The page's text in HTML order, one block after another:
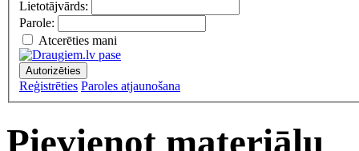
Lietotājvārds:
Parole:
Atcerēties mani
Autorizēties
Reģistrēties Paroles atjaunošana
Pievienot materiālu